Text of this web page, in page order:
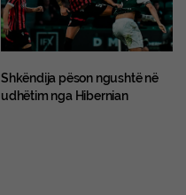
Shkëndija pëson ngushtë në
udhëtim nga Hibernian